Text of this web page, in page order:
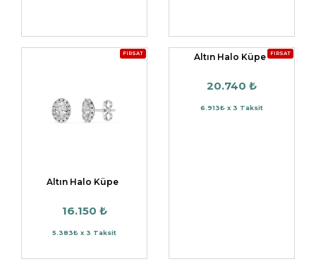
FIRSAT
Altın Halo Küpe
16.150 ₺
5.383₺ x 3 Taksit
FIRSAT
Altın Halo Küpe
20.740 ₺
6.913₺ x 3 Taksit